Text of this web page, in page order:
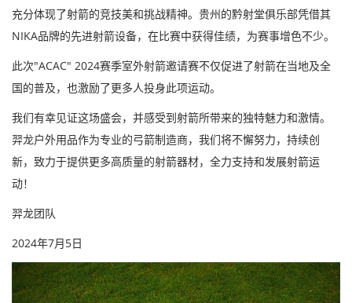
充分体现了射箭的竞技美和挑战精神。贵州的黔射堂俱乐部凭借其
NIKA品牌的先进射箭设备，在比赛中获得佳绩，为赛事增色不少。
此次"ACAC" 2024赛季室外射箭邀请赛不仅促进了射箭在当地及全
国的普及，也激励了更多人投身此项运动。
我们有幸见证这场盛会，并感受到射箭所带来的独特魅力和激情。
羿龙户外用品作为专业的弓箭制造商，我们将不懈努力，持续创
新，致力于提供更多高质量的射箭器材，全力支持和发展射箭运
动！
羿龙团队
2024年7月5日